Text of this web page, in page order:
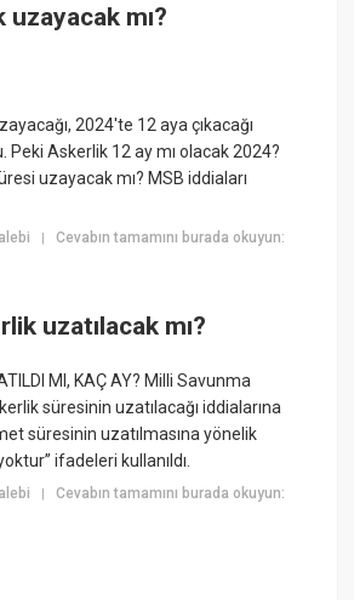
mı?
2024'te 12 aya çıkacağı
Peki Askerlik 12 ay mı olacak 2024?
uzayacak mı? MSB iddiaları
|Cevabın tamamını burada okuyun:
uzatılacak mı?
MI, KAÇ AY? Milli Savunma
süresinin uzatılacağı iddialarına
süresinin uzatılmasına yönelik
ifadeleri kullanıldı.
|Cevabın tamamını burada okuyun: